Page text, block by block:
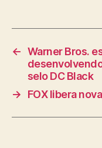
← Warner Bros.
selo DC Black
→
FOX libera